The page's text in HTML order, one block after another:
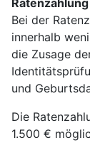
Bei der
innerhalb
die Zusage
und
Die
1.500 €